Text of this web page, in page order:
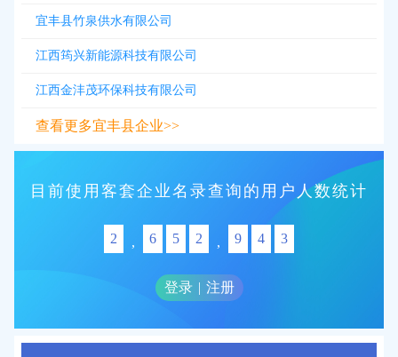
宜丰县竹泉供水有限公司
江西筠兴新能源科技有限公司
江西金沣茂环保科技有限公司
查看更多宜丰县企业>>
目前使用客套企业名录查询的用户人数统计
2 , 6 5 2 , 9 4 3
登录 | 注册